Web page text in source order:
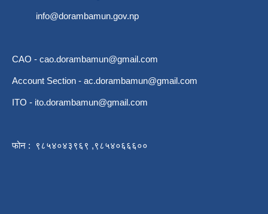
info@dorambamun.gov.np
CAO - cao.dorambamun@gmail.com
Account Section - ac.dorambamun@gmail.com
ITO - ito.dorambamun@gmail.com
फोन : ९८५४०४३९६९ ,९८५४०६६६००